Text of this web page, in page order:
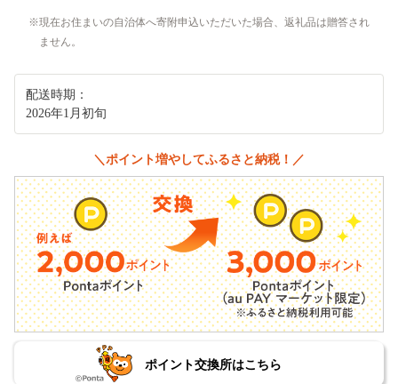
現在お住まいの自治体へ寄附申込いただいた場合、返礼品は贈答され
ません。
配送時期：
2026年1月初旬
＼ポイント増やしてふるさと納税！／
ポイント交換所はこちら